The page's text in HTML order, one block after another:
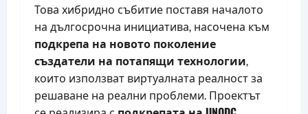
Това хибридно събитие поставя началото
на дългосрочна инициатива, насочена към
подкрепа на новото поколение
създатели на потапящи технологии,
които използват виртуалната реалност за
решаване на реални проблеми. Проектът